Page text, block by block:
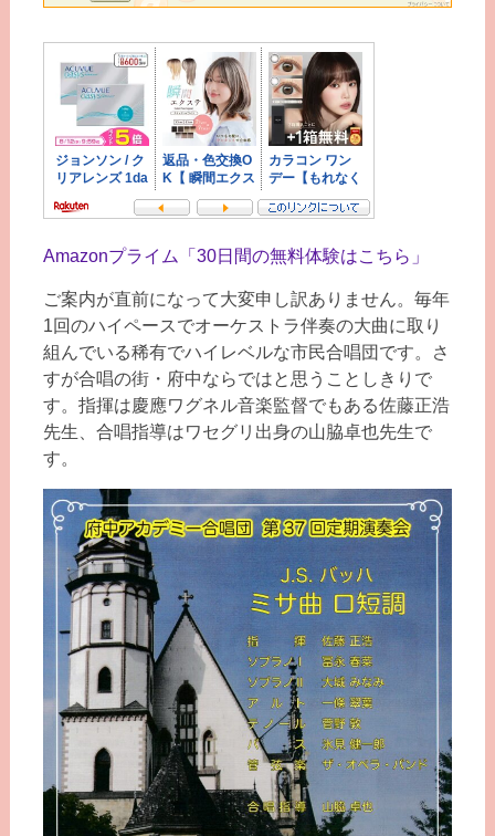
Amazonプライム「30日間の無料体験はこちら」
ご案内が直前になって大変申し訳ありません。毎年
1回のハイペースでオーケストラ伴奏の大曲に取り
組んでいる稀有でハイレベルな市民合唱団です。さ
すが合唱の街・府中ならではと思うことしきりで
す。指揮は慶應ワグネル音楽監督でもある佐藤正浩
先生、合唱指導はワセグリ出身の山脇卓也先生で
す。